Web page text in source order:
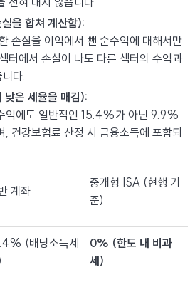
을 합쳐 계산함):
손실을 이익에서 뺀 순수익에 대해서만
터에서 손실이 나도 다른 섹터의 수익과
다.
낮은 세율을 매김):
익에도 일반적인 15.4%가 아닌 9.9%
건강보험료 산정 시 금융소득에 포함되
계좌
중개형 ISA (현행 기
준)
(배당소득세
0% (한도 내 비과
세)